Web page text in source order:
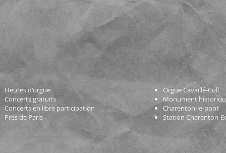
Heures d'orgue
Concerts gratuits
Concerts en libre participation
Près de Paris
Orgue Cavaillé-Coll
Monument
Charenton-le-pont
Station Charenton-